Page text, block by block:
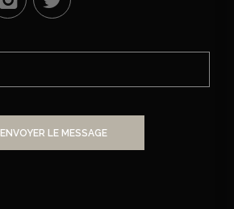
ENVOYER LE MESSAGE